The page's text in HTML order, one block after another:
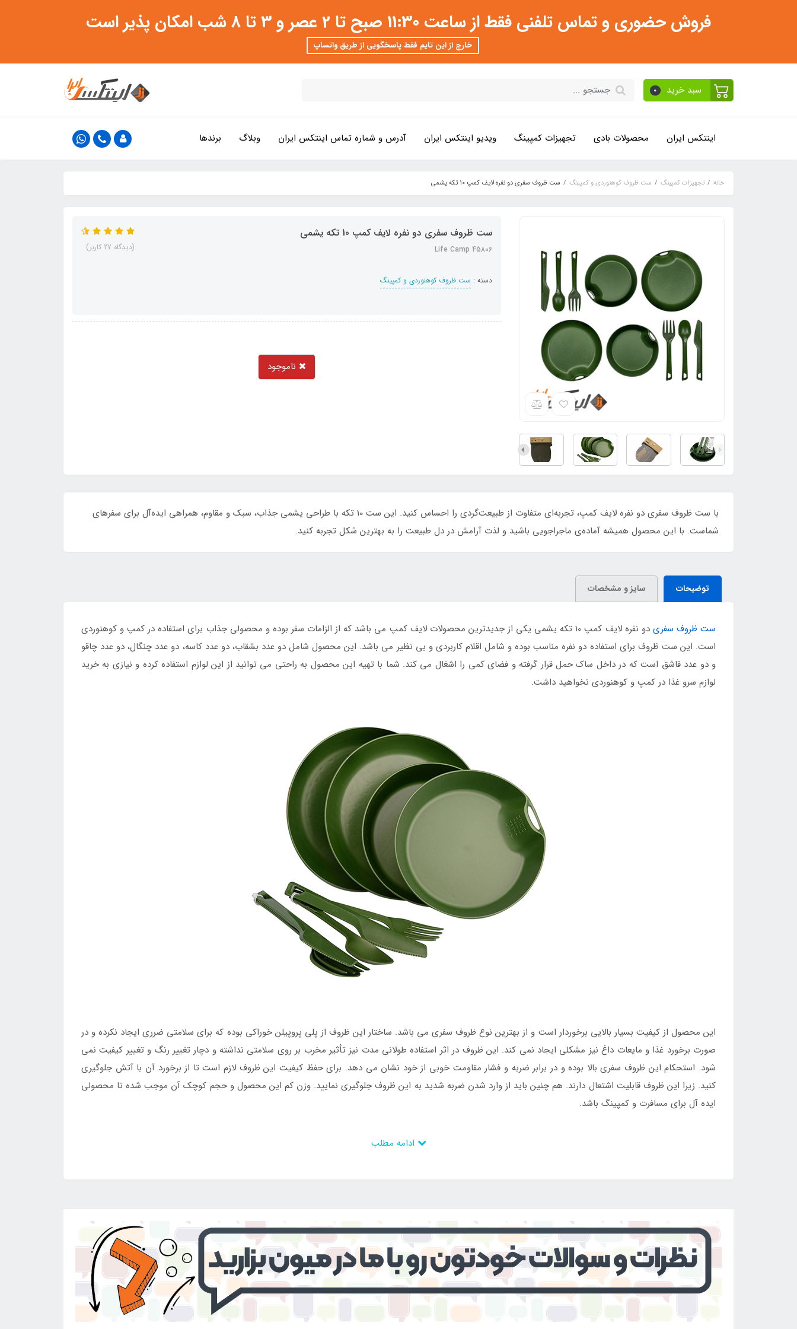
فروش حضوری و تماس تلفنی فقط از ساعت 11:30 صبح تا 2 عصر و 3 تا 8 شب امکان پذیر است
خارج از این تایم فقط پاسخگویی از طریق واتساپ
سبد خرید 0
اینتکس ایران محصولات بادی تجهیزات کمپینگ ویدیو اینتکس ایران آدرس و شماره تماس اینتکس ایران وبلاگ برندها
خانه تجهیزات کمپینگ ست ظروف کوهنوردی و کمپینگ ست ظروف سفری دو نفره لایف کمپ 10 تکه یشمی
ست ظروف سفری دو نفره لایف کمپ 10 تکه یشمی
45806 Life Camp
دسته : ست ظروف کوهنوردی و کمپینگ
(دیدگاه 27 کاربر)
ناموجود
با ست ظروف سفری دو نفره لایف کمپ، تجربه‌ای متفاوت از طبیعت‌گردی را احساس کنید. این ست 10 تکه با طراحی یشمی جذاب، سبک و مقاوم، همراهی ایده‌آل برای سفرهای
شماست. با این محصول همیشه آماده‌ی ماجراجویی باشید و لذت آرامش در دل طبیعت را به بهترین شکل تجربه کنید.
توضیحات سایز و مشخصات
ست ظروف سفری
دو نفره لایف کمپ 10 تکه یشمی یکی از جدیدترین محصولات لایف کمپ می باشد که از الزامات سفر بوده و محصولی جذاب برای استفاده در کمپ و کوهنوردی
است. این ست ظروف برای استفاده دو نفره مناسب بوده و شامل اقلام کاربردی و بی نظیر می باشد. این محصول شامل دو عدد بشقاب، دو عدد کاسه، دو عدد چنگال، دو عدد چاقو
و دو عدد قاشق است که در داخل ساک حمل قرار گرفته و فضای کمی را اشغال می کند. شما با تهیه این محصول به راحتی می توانید از این لوازم استفاده کرده و نیازی به خرید
لوازم سرو غذا در کمپ و کوهنوردی نخواهید داشت.
این محصول از کیفیت بسیار بالایی برخوردار است و از بهترین نوع ظروف سفری می باشد. ساختار این ظروف از پلی پروپیلن خوراکی بوده که برای سلامتی ضرری ایجاد نکرده و در
صورت برخورد غذا و مایعات داغ نیز مشکلی ایجاد نمی کند. این ظروف در اثر استفاده طولانی مدت نیز تأثیر مخرب بر روی سلامتی نداشته و دچار تغییر رنگ و تغییر کیفیت نمی
شود. استحکام این ظروف سفری بالا بوده و در برابر ضربه و فشار مقاومت خوبی از خود نشان می دهد. برای حفظ کیفیت این ظروف لازم است تا از برخورد آن با آتش جلوگیری
کنید. زیرا این ظروف قابلیت اشتعال دارند. هم چنین باید از وارد شدن ضربه شدید به این ظروف جلوگیری نمایید. وزن کم این محصول و حجم کوچک آن موجب شده تا محصولی
ایده آل برای مسافرت و کمپینگ باشد.
اینتکس ایران